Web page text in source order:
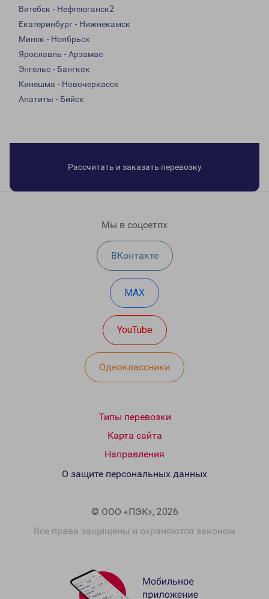
Витебск - Нефтеюганск2
Екатеринбург - Нижнекамск
Минск - Ноябрьск
Ярославль - Арзамас
Энгельс - Бангкок
Кинешма - Новочеркасск
Апатиты - Бийск
Рассчитать и заказать перевозку
Мы в соцсетях
ВКонтакте
MAX
YouTube
Одноклассники
Типы перевозки
Карта сайта
Направления
© ООО «ПЭК», 2026
Все права защищены и охраняются законом
О защите персональных данных